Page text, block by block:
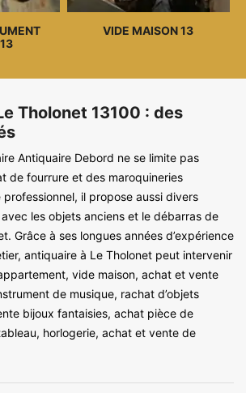
VIDE MAISON 13
Tholonet 13100 : des
Antiquaire Debord ne se limite pas
de fourrure et des maroquineries
il propose aussi divers
les objets anciens et le débarras de
Grâce à ses longues années d’expérience
antiquaire à Le Tholonet peut intervenir
vide maison, achat et vente
de musique, rachat d’objets
bijoux fantaisies, achat pièce de
horlogerie, achat et vente de